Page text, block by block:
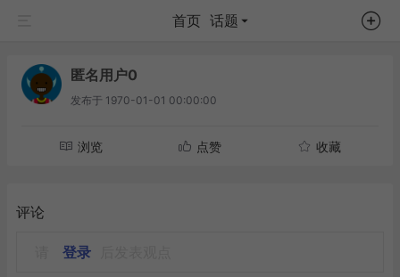
首页 话题
匿名用户0
发布于 1970-01-01 00:00:00
浏览 点赞 收藏
评论
登录